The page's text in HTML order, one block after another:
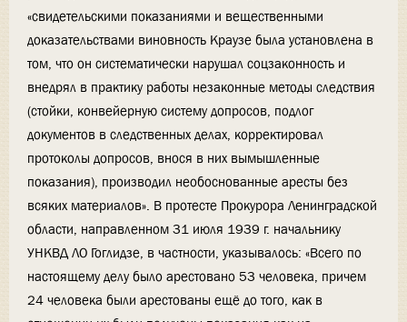
«свидетельскими показаниями и вещественными
доказательствами виновность Краузе была установлена в
том, что он систематически нарушал соцзаконность и
внедрял в практику работы незаконные методы следствия
(стойки, конвейерную систему допросов, подлог
документов в следственных делах, корректировал
протоколы допросов, внося в них вымышленные
показания), производил необоснованные аресты без
всяких материалов». В протесте Прокурора Ленинградской
области, направленном 31 июля 1939 г. начальнику
УНКВД ЛО Гоглидзе, в частности, указывалось: «Всего по
настоящему делу было арестовано 53 человека, причем
24 человека были арестованы ещё до того, как в